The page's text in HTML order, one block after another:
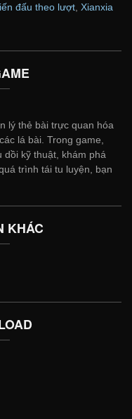
đấu theo lượt Xianxia
lý thẻ bài trực quan hóa
lá bài. Trong game,
dồi kỹ thuật, khám phá
trình tái tu luyện, bạn
KHÁC